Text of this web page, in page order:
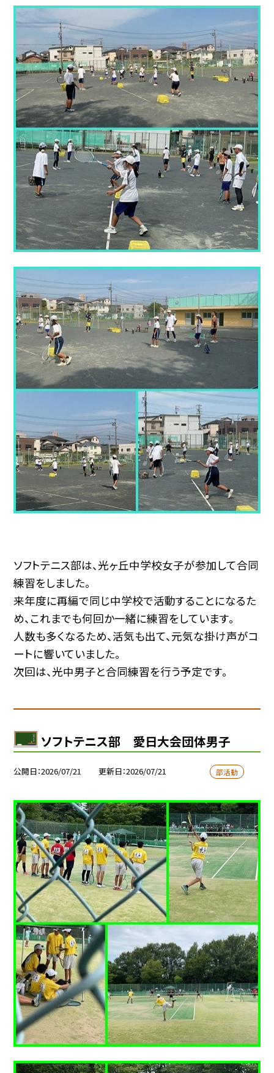
ソフトテニス部は、光ヶ丘中学校女子が参加して合同
練習をしました。
来年度に再編で同じ中学校で活動することになるた
め、これまでも何回か一緒に練習をしています。
人数も多くなるため、活気も出て、元気な掛け声がコ
ートに響いていました。
次回は、光中男子と合同練習を行う予定です。
ソフトテニス部 愛日大会団体男子
公開日 2026/07/21 更新日 2026/07/21 部活動